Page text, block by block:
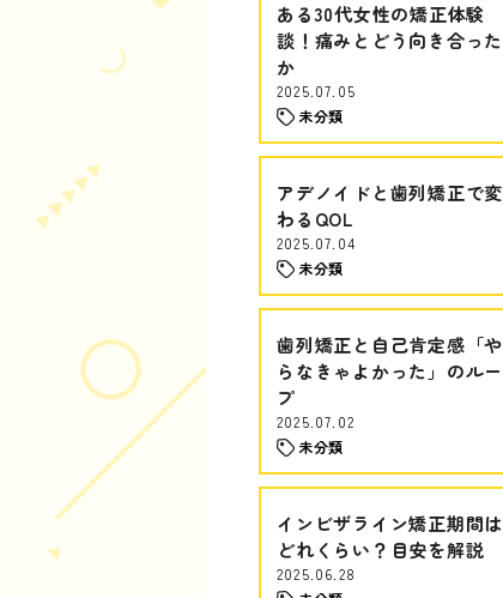
ある30代女性の矯正体験
談！痛みとどう向き合った
か
2025.07.05
未分類
アデノイドと歯列矯正で変
わるQOL
2025.07.04
未分類
歯列矯正と自己肯定感「や
らなきゃよかった」のルー
プ
2025.07.02
未分類
インビザライン矯正期間は
どれくらい？目安を解説
2025.06.28